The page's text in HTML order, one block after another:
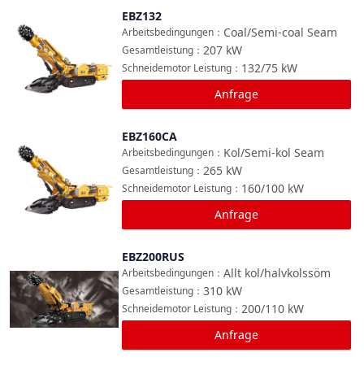
EBZ132
Coal/Semi-coal Seam
Arbeitsbedingungen ：
207 kW
Gesamtleistung ：
132/75 kW
Schneidemotor Leistung ：
Anfrage
EBZ160CA
Kol/Semi-kol Seam
Arbeitsbedingungen ：
265 kW
Gesamtleistung ：
160/100 kW
Schneidemotor Leistung ：
Anfrage
EBZ200RUS
Allt kol/halvkolssöm
Arbeitsbedingungen ：
310 kW
Gesamtleistung ：
200/110 kW
Schneidemotor Leistung ：
Anfrage